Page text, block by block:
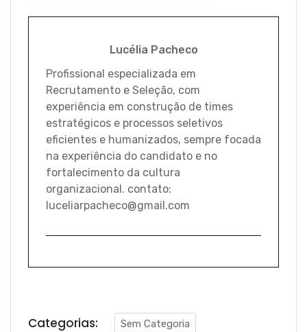
Lucélia Pacheco
Profissional especializada em
Recrutamento e Seleção, com
experiência em construção de times
estratégicos e processos seletivos
eficientes e humanizados, sempre focada
na experiência do candidato e no
fortalecimento da cultura
organizacional. contato:
luceliarpacheco@gmail.com
Categorias: Sem Categoria